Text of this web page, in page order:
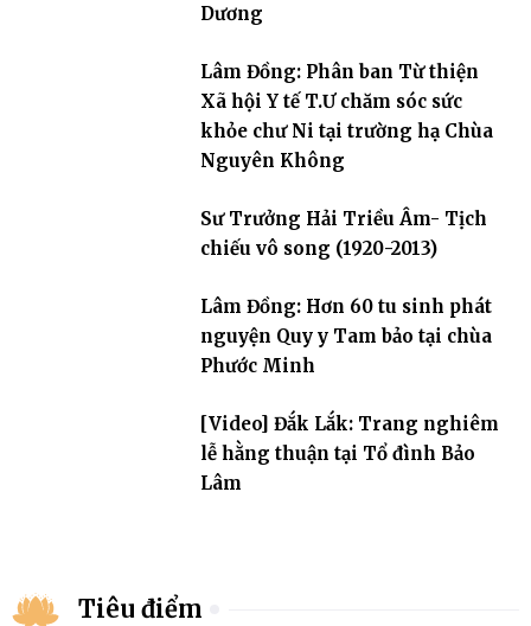
Dương
Lâm Đồng: Phân ban Từ thiện
Xã hội Y tế T.Ư chăm sóc sức
khỏe chư Ni tại trường hạ Chùa
Nguyên Không
Sư Trưởng Hải Triều Âm- Tịch
chiếu vô song (1920-2013)
Lâm Đồng: Hơn 60 tu sinh phát
nguyện Quy y Tam bảo tại chùa
Phước Minh
[Video] Đắk Lắk: Trang nghiêm
lễ hằng thuận tại Tổ đình Bảo
Lâm
Tiêu điểm